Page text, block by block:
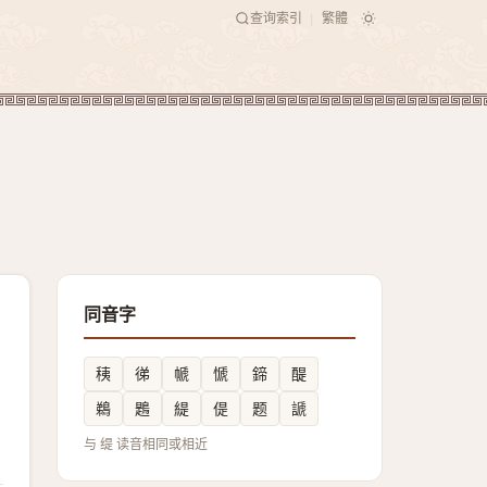
查询索引 繁體
同音字
䄺 㣢 㡗 㥴 鍗
醍
鵜
鶗 緹 偍 题 謕
与 缇 读音相同或相近